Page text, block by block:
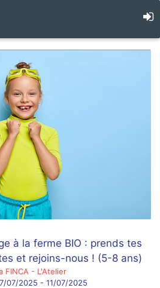
à la ferme BIO : prends tes
et rejoins-nous ! (5-8 ans)
FINCA - L'Atelier
07/2025 - 11/07/2025